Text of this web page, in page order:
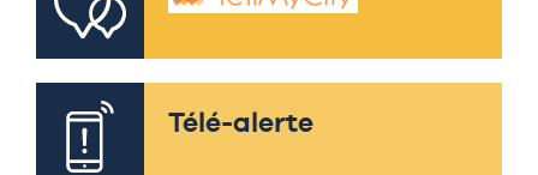
Télé-alerte